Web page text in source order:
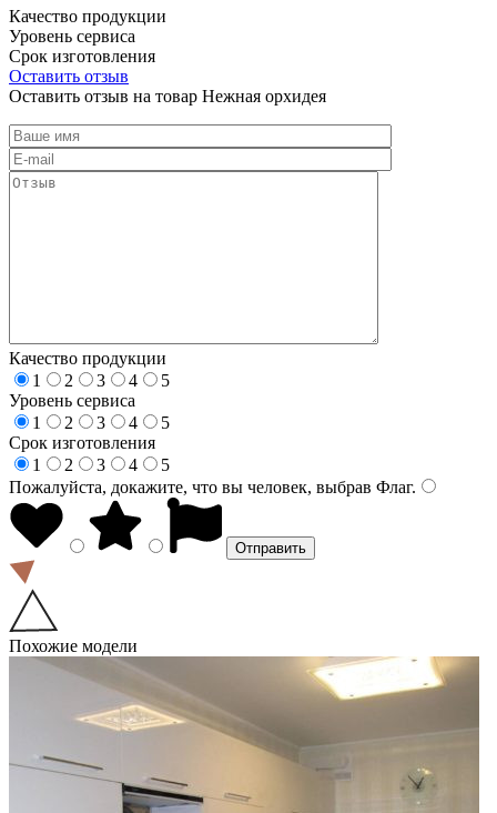
Качество продукции
Уровень сервиса
Срок изготовления
Оставить отзыв
Оставить отзыв на товар Нежная орхидея
Качество продукции
1
2 3 4
5
Уровень сервиса
1
2 3 4
5
Срок изготовления
1
2 3 4
5
Пожалуйста, докажите, что вы человек, выбрав Флаг.
Похожие модели